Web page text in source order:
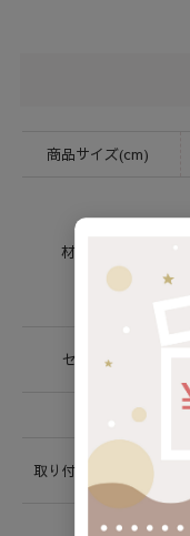
商品サイズ(cm)
材質 / 素材
セット内容
取り付け可能サイズ